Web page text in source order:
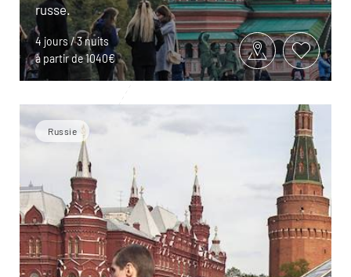
russe.
4 jours / 3 nuits
à partir de 1040€
Russie